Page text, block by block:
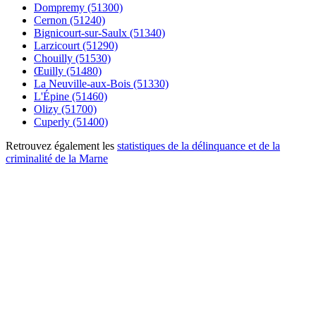
Dompremy (51300)
Cernon (51240)
Bignicourt-sur-Saulx (51340)
Larzicourt (51290)
Chouilly (51530)
Œuilly (51480)
La Neuville-aux-Bois (51330)
L'Épine (51460)
Olizy (51700)
Cuperly (51400)
Retrouvez également les statistiques de la délinquance et de la
criminalité de la Marne